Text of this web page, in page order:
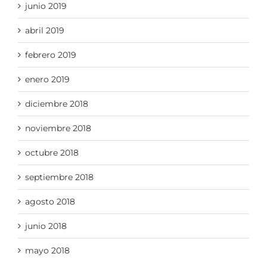
junio 2019
abril 2019
febrero 2019
enero 2019
diciembre 2018
noviembre 2018
octubre 2018
septiembre 2018
agosto 2018
junio 2018
mayo 2018